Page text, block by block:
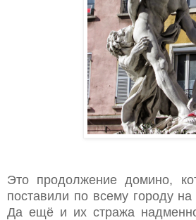
Это продолжение домино,
поставили по всему городу
Да ещё и их стража